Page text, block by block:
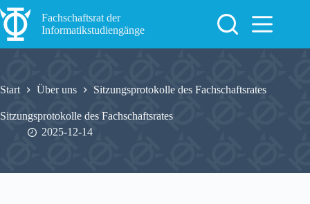
Zum
Inhalt
springen
Fachschaftsrat der
Informatikstudiengänge
Start Über uns Sitzungsprotokolle des Fachschaftsrates
Sitzungsprotokolle des Fachschaftsrates
2025-12-14